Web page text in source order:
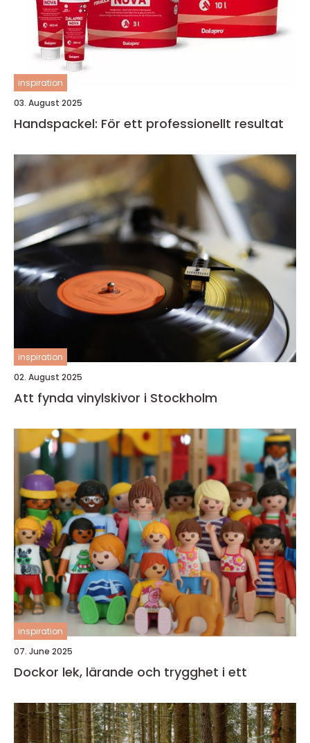
inspiration
03. August 2025
Handspackel: För ett professionellt resultat
inspiration
02. August 2025
Att fynda vinylskivor i Stockholm
inspiration
07. June 2025
Dockor lek, lärande och trygghet i ett